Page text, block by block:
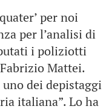
per noi
per l’analisi di
i poliziotti
Mattei.
dei depistaggi
italiana”. Lo ha